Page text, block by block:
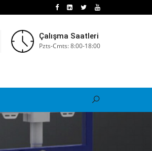
Çalışma Saatleri
Pzts-Cmts: 8:00-18:00